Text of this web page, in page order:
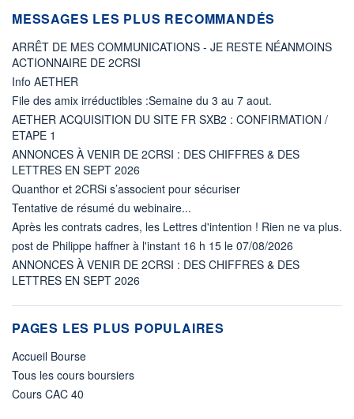
MESSAGES LES PLUS RECOMMANDÉS
ARRÊT DE MES COMMUNICATIONS - JE RESTE NÉANMOINS
ACTIONNAIRE DE 2CRSI
Info AETHER
File des amix irréductibles :Semaine du 3 au 7 aout.
AETHER ACQUISITION DU SITE FR SXB2 : CONFIRMATION /
ETAPE 1
ANNONCES À VENIR DE 2CRSI : DES CHIFFRES & DES
LETTRES EN SEPT 2026
Quanthor et 2CRSi s’associent pour sécuriser
Tentative de résumé du webinaire...
Après les contrats cadres, les Lettres d'intention ! Rien ne va plus.
post de Philippe haffner à l'instant 16 h 15 le 07/08/2026
ANNONCES À VENIR DE 2CRSI : DES CHIFFRES & DES
LETTRES EN SEPT 2026
PAGES LES PLUS POPULAIRES
Accueil Bourse
Tous les cours boursiers
Cours CAC 40